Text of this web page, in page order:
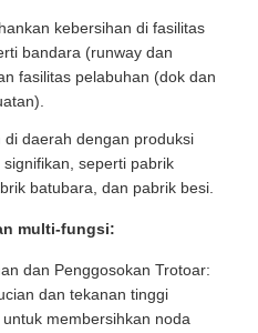
kebersihan di fasilitas
bandara (runway dan
fasilitas pelabuhan (dok dan
di daerah dengan produksi
seperti pabrik
batubara, dan pabrik besi.
multi-fungsi:
dan Penggosokan Trotoar:
dan tekanan tinggi
membersihkan noda